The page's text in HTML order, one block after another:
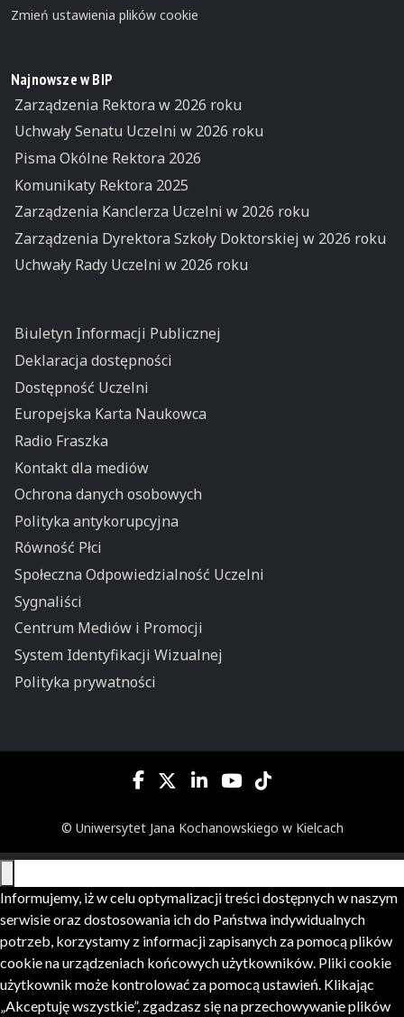
Zmień ustawienia plików cookie
Najnowsze w BIP
Zarządzenia Rektora w 2026 roku
Uchwały Senatu Uczelni w 2026 roku
Pisma Okólne Rektora 2026
Komunikaty Rektora 2025
Zarządzenia Kanclerza Uczelni w 2026 roku
Zarządzenia Dyrektora Szkoły Doktorskiej w 2026 roku
Uchwały Rady Uczelni w 2026 roku
Biuletyn Informacji Publicznej
Deklaracja dostępności
Dostępność Uczelni
Europejska Karta Naukowca
Radio Fraszka
Kontakt dla mediów
Ochrona danych osobowych
Polityka antykorupcyjna
Równość Płci
Społeczna Odpowiedzialność Uczelni
Sygnaliści
Centrum Mediów i Promocji
System Identyfikacji Wizualnej
Polityka prywatności
© Uniwersytet Jana Kochanowskiego w Kielcach
Informujemy, iż w celu optymalizacji treści dostępnych w naszym
serwisie oraz dostosowania ich do Państwa indywidualnych
potrzeb, korzystamy z informacji zapisanych za pomocą plików
cookie na urządzeniach końcowych użytkowników. Pliki cookie
użytkownik może kontrolować za pomocą ustawień. Klikając
„Akceptuję wszystkie”, zgadzasz się na przechowywanie plików